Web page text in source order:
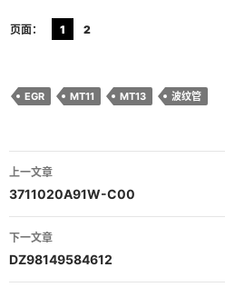
页面： 1 2
EGR MT11 MT13 波纹管
文
章
导
航
上一文章
3711020A91W-C00
下一文章
DZ98149584612